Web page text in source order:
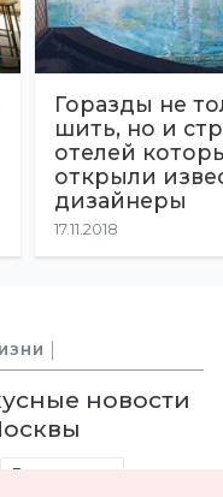
Горазды не
шить, но и
отелей
открыли
дизайнеры
17.11.2018
новости
Рестораны